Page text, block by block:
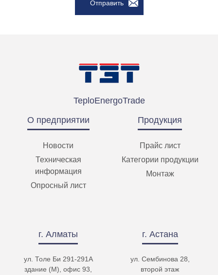
TeploEnergoTrade
О предприятии
Новости
Техническая
информация
Опросный лист
Продукция
Прайс лист
Категории продукции
Монтаж
г. Алматы
ул. Толе Би 291-291А
здание (М), офис 93,
г. Астана
ул. Сембинова 28,
второй этаж